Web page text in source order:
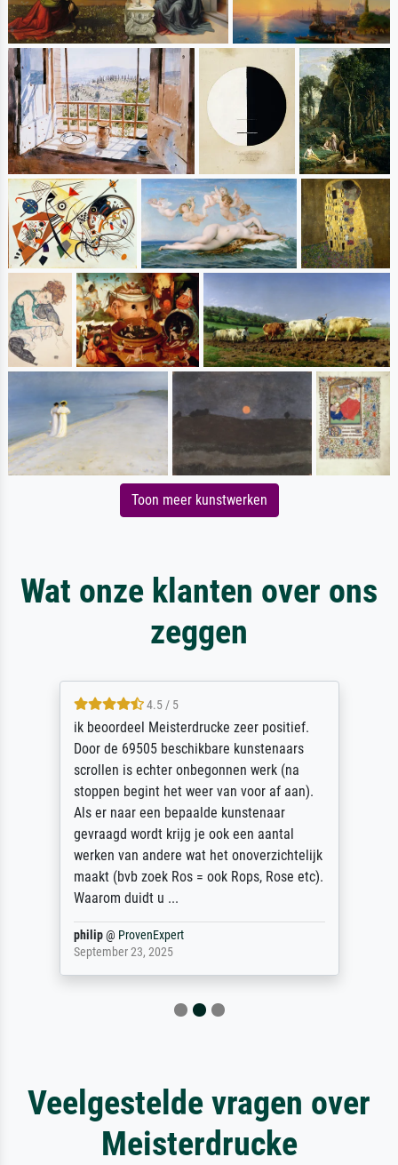
Toon meer kunstwerken
Wat onze klanten over ons
zeggen
4.5 / 5
ik beoordeel Meisterdrucke zeer positief.
Door de 69505 beschikbare kunstenaars
scrollen is echter onbegonnen werk (na
stoppen begint het weer van voor af aan).
Als er naar een bepaalde kunstenaar
gevraagd wordt krijg je ook een aantal
werken van andere wat het onoverzichtelijk
maakt (bvb zoek Ros = ook Rops, Rose etc).
Waarom duidt u ...
philip@ ProvenExpert
September 23, 2025
Veelgestelde vragen over
Meisterdrucke